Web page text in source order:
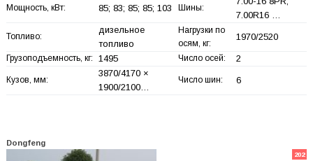
Мощность, кВт: 85; 83; 85; 85; 103 Шины:
7.00R16 …
Топливо:
дизельное
топливо
Нагрузки по
осям, кг:
1970/2520
Грузоподъемность, кг: 1495 Число осей: 2
Кузов, мм:
3870/4170 ×
1900/2100…
Число шин: 6
Dongfeng
202